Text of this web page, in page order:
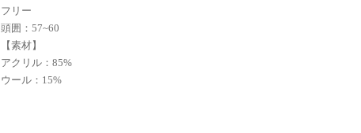
フリー
頭囲：57~60
【素材】
アクリル：85%
ウール：15%